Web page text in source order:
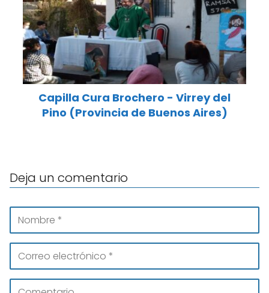
Capilla Cura Brochero - Virrey del
Pino (Provincia de Buenos Aires)
Deja un comentario